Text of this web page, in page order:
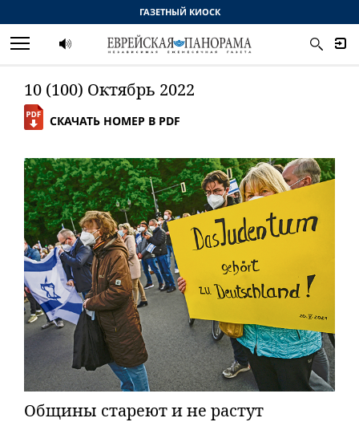
10 (100) Октябрь 2022
СКАЧАТЬ НОМЕР В PDF
Общины стареют и не растут
ГАЗЕТНЫЙ КИОСК